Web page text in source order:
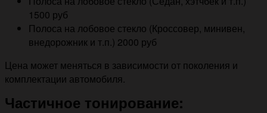
1500 руб
Полоса на лобовое стекло (Кроссовер, минивен,
внедорожник и т.п.) 2000 руб
Цена может меняться в зависимости от поколения и
комплектации автомобиля.
Частичное тонирование: